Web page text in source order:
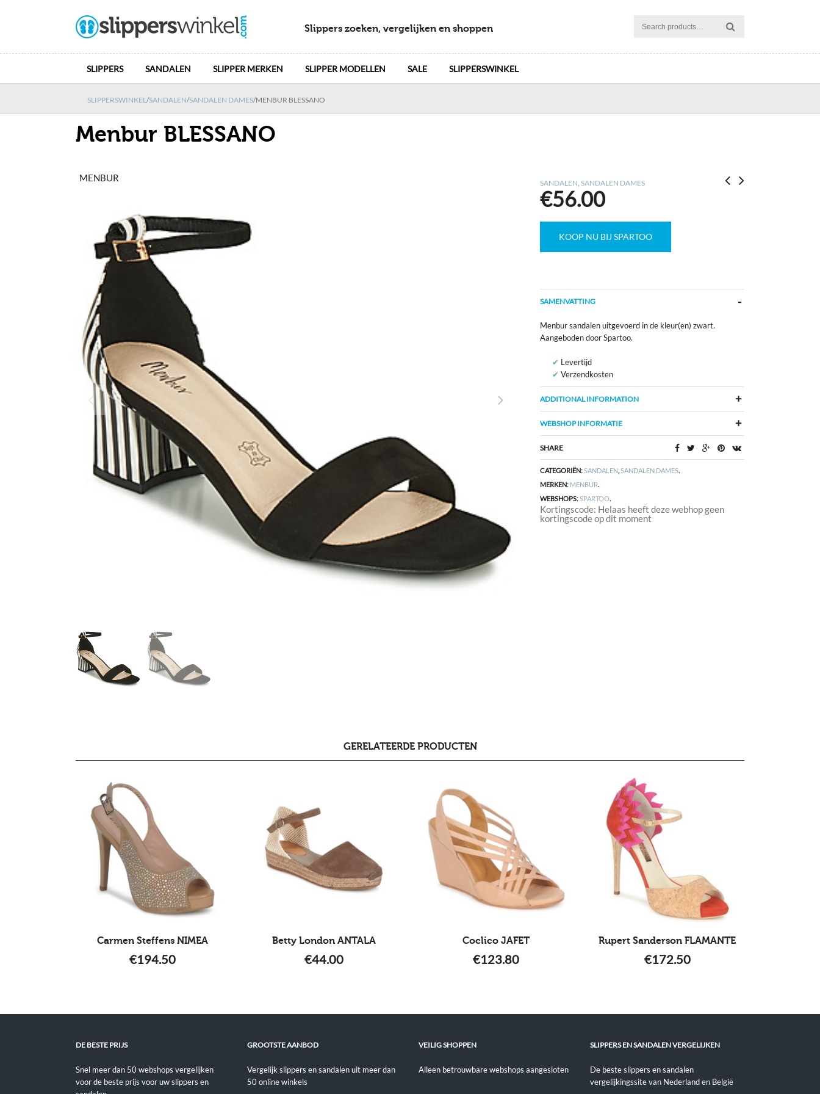
Slippers zoeken, vergelijken en shoppen
SLIPPERS SANDALEN SLIPPER MERKEN SLIPPER MODELLEN SALE SLIPPERSWINKEL
SLIPPERSWINKEL/SANDALEN/SANDALEN DAMES/MENBUR BLESSANO
Menbur BLESSANO
MENBUR SANDALEN, SANDALEN DAMES
€56.00
KOOP NU BIJ SPARTOO
SAMENVATTING
Menbur sandalen uitgevoerd in de kleur(en) zwart.
Aangeboden door Spartoo.
Levertijd
Verzendkosten
ADDITIONAL INFORMATION
WEBSHOP INFORMATIE
SHARE
CATEGORIËN:SANDALEN,SANDALEN DAMES.
MERKEN: MENBUR.
WEBSHOPS:SPARTOO.
Kortingscode: Helaas heeft deze webhop geen
kortingscode op dit moment
GERELATEERDE PRODUCTEN
Carmen Steffens NIMEA
€194.50
Betty London ANTALA
€44.00
Coclico JAFET
€123.80
Rupert Sanderson FLAMANTE
€172.50
DE BESTE PRIJS
Snel meer dan 50 webshops vergelijken
voor de beste prijs voor uw slippers en
GROOTSTE AANBOD
Vergelijk slippers en sandalen uit meer dan
50 online winkels
VEILIG SHOPPEN
Alleen betrouwbare webshops aangesloten
SLIPPERS EN SANDALEN VERGELIJKEN
De beste slippers en sandalen
vergelijkingssite van Nederland en België